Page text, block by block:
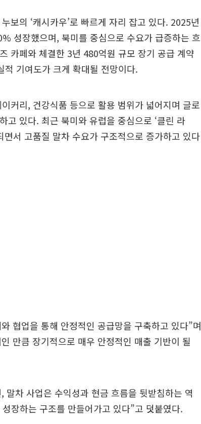
보의 ‘캐시카우’로 빠르게 자리 잡고 있다. 2025년
성장했으며, 북미를 중심으로 수요가 급증하는 흐
카페와 체결한 3년 480억원 규모 장기 공급 계약
기여도가 크게 확대될 전망이다.
커리, 건강식품 등으로 활용 범위가 넓어지며 글로
고 있다. 최근 북미와 유럽을 중심으로 ‘클린 라
면서 고품질 말차 수요가 구조적으로 증가하고 있다
협업을 통해 안정적인 공급망을 구축하고 있다”며
만큼 장기적으로 매우 안정적인 매출 기반이 될
말차 사업은 수익성과 현금 흐름을 뒷받침하는 역
장하는 구조를 만들어가고 있다”고 덧붙였다.